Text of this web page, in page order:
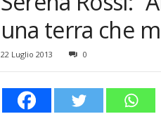
i
n
una terra che
22 Luglio 2013 0